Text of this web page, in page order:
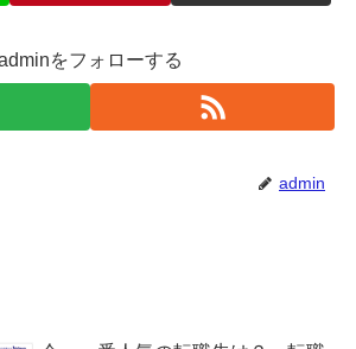
をフォローする
admin